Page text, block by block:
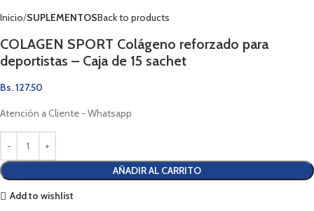
Inicio SUPLEMENTOSBack to products
COLAGEN SPORT Colágeno reforzado para
deportistas – Caja de 15 sachet
Bs.127.50
Atención a Cliente - Whatsapp
AÑADIR AL CARRITO
Add to wishlist